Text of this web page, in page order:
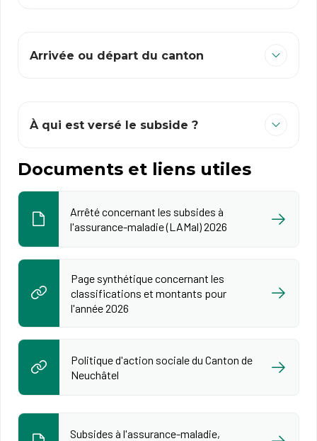
Arrivée ou départ du canton
À qui est versé le subside ?
Documents et liens utiles
Arrêté concernant les subsides à
l'assurance-maladie (LAMal) 2026
Page synthétique concernant les
classifications et montants pour
l'année 2026
Politique d'action sociale du Canton de
Neuchâtel
Subsides à l'assurance-maladie,